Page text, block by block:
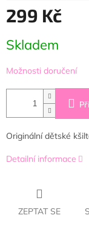
299 Kč
cena:
Skladem
Možnosti doručení
Originální dětské
Detailní informace
ZEPTAT SE